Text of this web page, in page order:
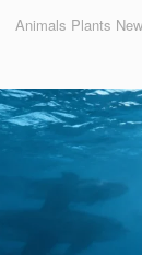
Animals Plants